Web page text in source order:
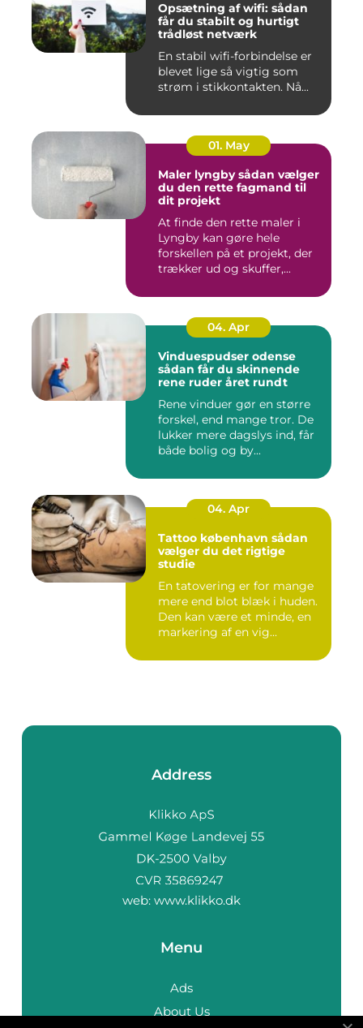
Opsætning af wifi: sådan
får du stabilt og hurtigt
trådløst netværk
En stabil wifi-forbindelse er
blevet lige så vigtig som
strøm i stikkontakten. Nå...
01. May
Maler lyngby sådan vælger
du den rette fagmand til
dit projekt
At finde den rette maler i
Lyngby kan gøre hele
forskellen på et projekt, der
trækker ud og skuffer,...
04. Apr
Vinduespudser odense
sådan får du skinnende
rene ruder året rundt
Rene vinduer gør en større
forskel, end mange tror. De
lukker mere dagslys ind, får
både bolig og by...
04. Apr
Tattoo københavn sådan
vælger du det rigtige
studie
En tatovering er for mange
mere end blot blæk i huden.
Den kan være et minde, en
markering af en vig...
Address
web: www.klikko.dk
Menu
Ads
About Us